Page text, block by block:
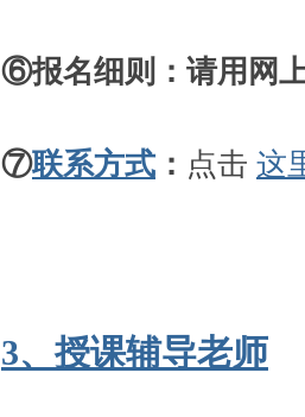
⑥报名细则： 请用网
⑦联系方式 ： 点击 这
3、授课辅导老师